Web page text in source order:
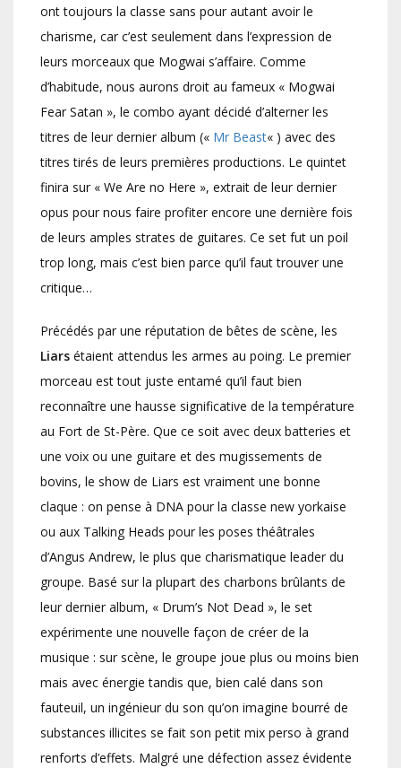
ont toujours la classe sans pour autant avoir le
charisme, car c’est seulement dans l’expression de
leurs morceaux que Mogwai s’affaire. Comme
d’habitude, nous aurons droit au fameux « Mogwai
Fear Satan », le combo ayant décidé d’alterner les
titres de leur dernier album (« Mr Beast« ) avec des
titres tirés de leurs premières productions. Le quintet
finira sur « We Are no Here », extrait de leur dernier
opus pour nous faire profiter encore une dernière fois
de leurs amples strates de guitares. Ce set fut un poil
trop long, mais c’est bien parce qu’il faut trouver une
critique…
Précédés par une réputation de bêtes de scène, les
Liars étaient attendus les armes au poing. Le premier
morceau est tout juste entamé qu’il faut bien
reconnaître une hausse significative de la température
au Fort de St-Père. Que ce soit avec deux batteries et
une voix ou une guitare et des mugissements de
bovins, le show de Liars est vraiment une bonne
claque : on pense à DNA pour la classe new yorkaise
ou aux Talking Heads pour les poses théâtrales
d’Angus Andrew, le plus que charismatique leader du
groupe. Basé sur la plupart des charbons brûlants de
leur dernier album, « Drum’s Not Dead », le set
expérimente une nouvelle façon de créer de la
musique : sur scène, le groupe joue plus ou moins bien
mais avec énergie tandis que, bien calé dans son
fauteuil, un ingénieur du son qu’on imagine bourré de
substances illicites se fait son petit mix perso à grand
renforts d’effets. Malgré une défection assez évidente